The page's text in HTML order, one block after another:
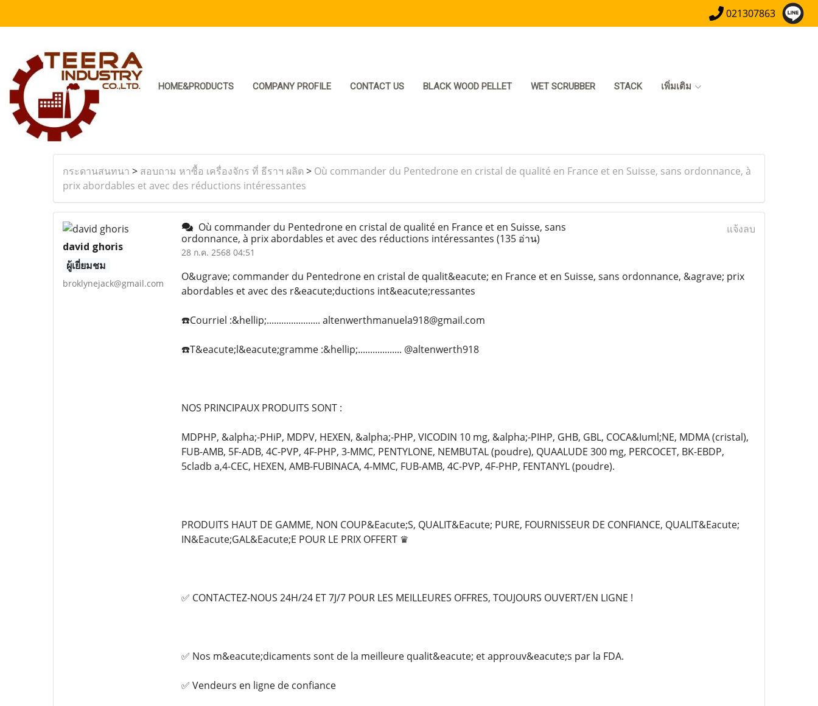
021307863
HOME&PRODUCTS COMPANY PROFILE CONTACT US BLACK WOOD PELLET WET SCRUBBER STACK เพิ่มเติม
กระดานสนทนา > สอบถาม หาซื้อ เครื่องจักร ที่ ธีราฯ ผลิต > Où commander du Pentedrone en cristal de qualité en France et en Suisse, sans ordonnance, à
prix abordables et avec des réductions intéressantes
david ghoris
ผู้เยี่ยมชม
broklynejack@gmail.com
Où commander du Pentedrone en cristal de qualité en France et en Suisse, sans
ordonnance, à prix abordables et avec des réductions intéressantes (135 อ่าน)
28 ก.ค. 2568 04:51
แจ้งลบ
O&ugrave; commander du Pentedrone en cristal de qualit&eacute; en France et en Suisse, sans ordonnance, &agrave; prix
abordables et avec des r&eacute;ductions int&eacute;ressantes
☎️Courriel :&hellip;...................... altenwerthmanuela918@gmail.com
☎️T&eacute;l&eacute;gramme :&hellip;.................. @altenwerth918
NOS PRINCIPAUX PRODUITS SONT :
MDPHP, &alpha;-PHiP, MDPV, HEXEN, &alpha;-PHP, VICODIN 10 mg, &alpha;-PIHP, GHB, GBL, COCA&Iuml;NE, MDMA (cristal),
FUB-AMB, 5F-ADB, 4C-PVP, 4F-PHP, 3-MMC, PENTYLONE, NEMBUTAL (poudre), QUAALUDE 300 mg, PERCOCET, BK-EBDP,
5cladb a,4-CEC, HEXEN, AMB-FUBINACA, 4-MMC, FUB-AMB, 4C-PVP, 4F-PHP, FENTANYL (poudre).
PRODUITS HAUT DE GAMME, NON COUP&Eacute;S, QUALIT&Eacute; PURE, FOURNISSEUR DE CONFIANCE, QUALIT&Eacute;
IN&Eacute;GAL&Eacute;E POUR LE PRIX OFFERT ♛
✅ CONTACTEZ-NOUS 24H/24 ET 7J/7 POUR LES MEILLEURES OFFRES, TOUJOURS OUVERT/EN LIGNE !
✅ Nos m&eacute;dicaments sont de la meilleure qualit&eacute; et approuv&eacute;s par la FDA.
✅ Vendeurs en ligne de confiance